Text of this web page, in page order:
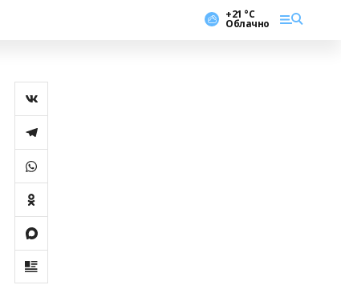
+21 °С
Облачно